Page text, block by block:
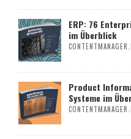
ERP: 76
im Überblick
Product
Systeme im